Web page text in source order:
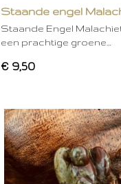
Staande engel
Staande Engel
een prachtige groene…
€ 9,50